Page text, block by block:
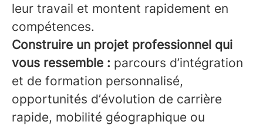
leur travail et montent rapidement en
compétences.
Construire un projet professionnel qui
vous ressemble : parcours d’intégration
et de formation personnalisé,
opportunités d’évolution de carrière
rapide, mobilité géographique ou